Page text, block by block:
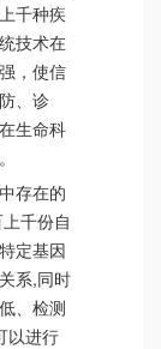
千种疾
技术在
，使信
、诊
生命科
存在的
千份自
定基因
系,同时
、检测
以进行